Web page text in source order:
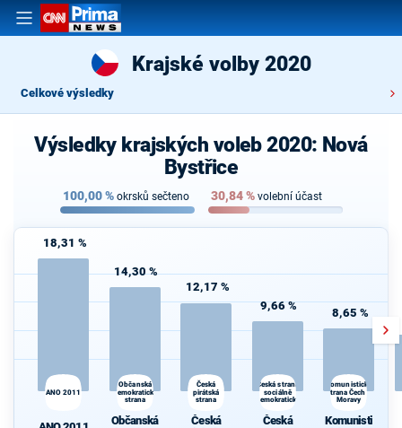
Krajské volby 2020
Celkové výsledky
Výsledky krajských voleb 2020: Nová
Bystřice
100,00% okrsků sečteno 30,84% volební účast
18,31 %
ANO 2011
14,30 %
Občanská
demokratická
strana
Občanská
12,17 %
Česká
pirátská
strana
Česká
9,66 %
Česká strana
sociálně
demokratická
Česká
8,65 %
Komunistická
strana Čech a
Moravy
Komunisti